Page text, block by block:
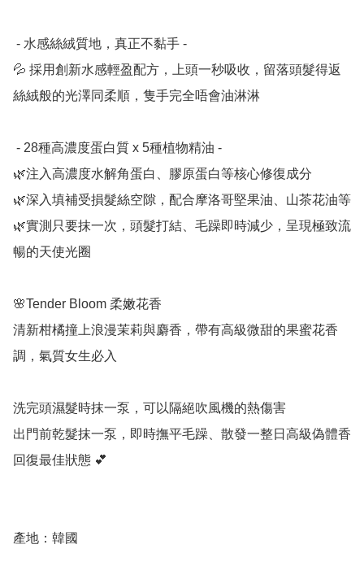
💦 採用創新水感輕盈配方，上頭一秒吸收，留落頭髮得返
絲絨般的光澤同柔順，隻手完全唔會油淋淋
🌿注入高濃度水解角蛋白、膠原蛋白等核心修復成分
🌿深入填補受損髮絲空隙，配合摩洛哥堅果油、山茶花油等
🌿實測只要抹一次，頭髮打結、毛躁即時減少，呈現極致流
暢的天使光圈
🌸Tender Bloom 柔嫩花香
清新柑橘撞上浪漫茉莉與麝香，帶有高級微甜的果蜜花香
調，氣質女生必入
洗完頭濕髮時抹一泵，可以隔絕吹風機的熱傷害
出門前乾髮抹一泵，即時撫平毛躁、散發一整日高級偽體香
回復最佳狀態‌ 💕
產地：韓國